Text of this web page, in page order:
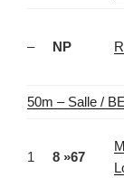
– NP
50m – Salle /
1 8 »67